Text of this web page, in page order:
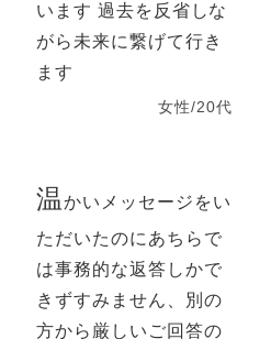
います 過去を反省しな
がら未来に繋げて行き
ます
女性/20代
温かいメッセージをい
ただいたのにあちらで
は事務的な返答しかで
きずすみません、別の
方から厳しいご回答の